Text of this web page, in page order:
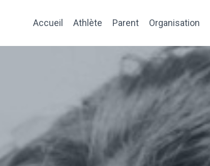
Accueil Athlète Parent Organisation